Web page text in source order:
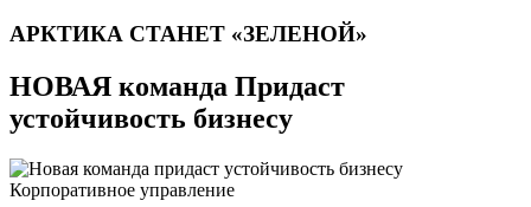
АРКТИКА СТАНЕТ «ЗЕЛЕНОЙ»
НОВАЯ команда Придаст
устойчивость бизнесу
Корпоративное управление